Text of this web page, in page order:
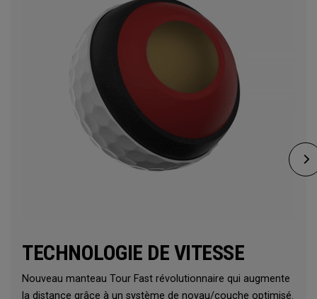
TECHNOLOGIE DE VITESSE
Nouveau manteau Tour Fast révolutionnaire qui augmente
la distance grâce à un système de noyau/couche optimisé.